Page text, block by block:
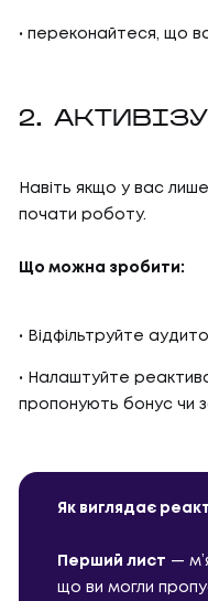
переконайтеся, що
2.
Навіть якщо у вас лише
почати роботу.
Що можна зробити:
Відфільтруйте
Налаштуйте
пропонують бонус чи
Як виглядає
Перший лист —
що ви могли